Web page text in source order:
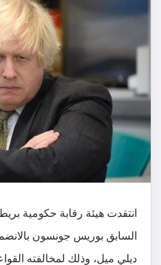
انتقدت هيئة رقابة حكومية
السابق بوريس جونسون
ديلي ميل، وذلك لمخالفته